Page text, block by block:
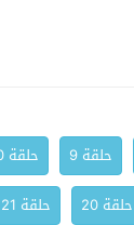
حلقة 9 حلقة 10
حلقة 20 حلقة 21